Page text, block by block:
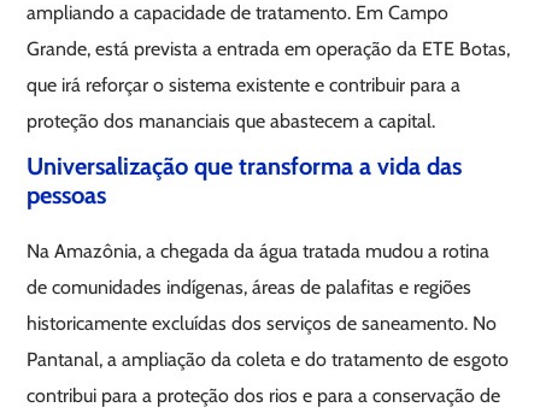
ampliando a capacidade de tratamento. Em Campo
Grande, está prevista a entrada em operação da ETE Botas,
que irá reforçar o sistema existente e contribuir para a
proteção dos mananciais que abastecem a capital.
Universalização que transforma a vida das
pessoas
Na Amazônia, a chegada da água tratada mudou a rotina
de comunidades indígenas, áreas de palafitas e regiões
historicamente excluídas dos serviços de saneamento. No
Pantanal, a ampliação da coleta e do tratamento de esgoto
contribui para a proteção dos rios e para a conservação de